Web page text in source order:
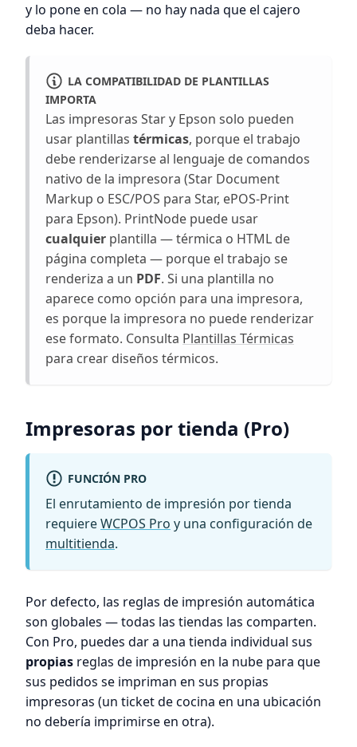
y lo pone en cola — no hay nada que el cajero
deba hacer.
LA COMPATIBILIDAD DE PLANTILLAS
IMPORTA
Las impresoras Star y Epson solo pueden
usar plantillas térmicas, porque el trabajo
debe renderizarse al lenguaje de comandos
nativo de la impresora (Star Document
Markup o ESC/POS para Star, ePOS-Print
para Epson). PrintNode puede usar
cualquier plantilla — térmica o HTML de
página completa — porque el trabajo se
renderiza a un PDF. Si una plantilla no
aparece como opción para una impresora,
es porque la impresora no puede renderizar
ese formato. Consulta Plantillas Térmicas
para crear diseños térmicos.
Impresoras por tienda (Pro)
FUNCIÓN PRO
El enrutamiento de impresión por tienda
requiereWCPOS Pro y una configuración de
multitienda.
Por defecto, las reglas de impresión automática
son globales — todas las tiendas las comparten.
Con Pro, puedes dar a una tienda individual sus
propias reglas de impresión en la nube para que
sus pedidos se impriman en sus propias
impresoras (un ticket de cocina en una ubicación
no debería imprimirse en otra).